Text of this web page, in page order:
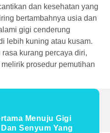
dan kesehatan yang
bertambahnya usia dan
gigi cenderung
lebih kuning atau kusam.
kurang percaya diri,
prosedur pemutihan
Menuju Gigi
Senyum Yang